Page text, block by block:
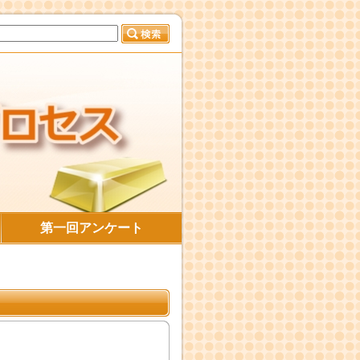
第一回アンケート